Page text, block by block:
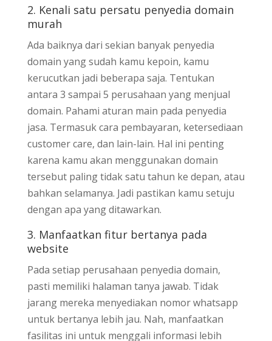
2. Kenali satu persatu penyedia domain
murah
Ada baiknya dari sekian banyak penyedia
domain yang sudah kamu kepoin, kamu
kerucutkan jadi beberapa saja. Tentukan
antara 3 sampai 5 perusahaan yang menjual
domain. Pahami aturan main pada penyedia
jasa. Termasuk cara pembayaran, ketersediaan
customer care, dan lain-lain. Hal ini penting
karena kamu akan menggunakan domain
tersebut paling tidak satu tahun ke depan, atau
bahkan selamanya. Jadi pastikan kamu setuju
dengan apa yang ditawarkan.
3. Manfaatkan fitur bertanya pada
website
Pada setiap perusahaan penyedia domain,
pasti memiliki halaman tanya jawab. Tidak
jarang mereka menyediakan nomor whatsapp
untuk bertanya lebih jau. Nah, manfaatkan
fasilitas ini untuk menggali informasi lebih